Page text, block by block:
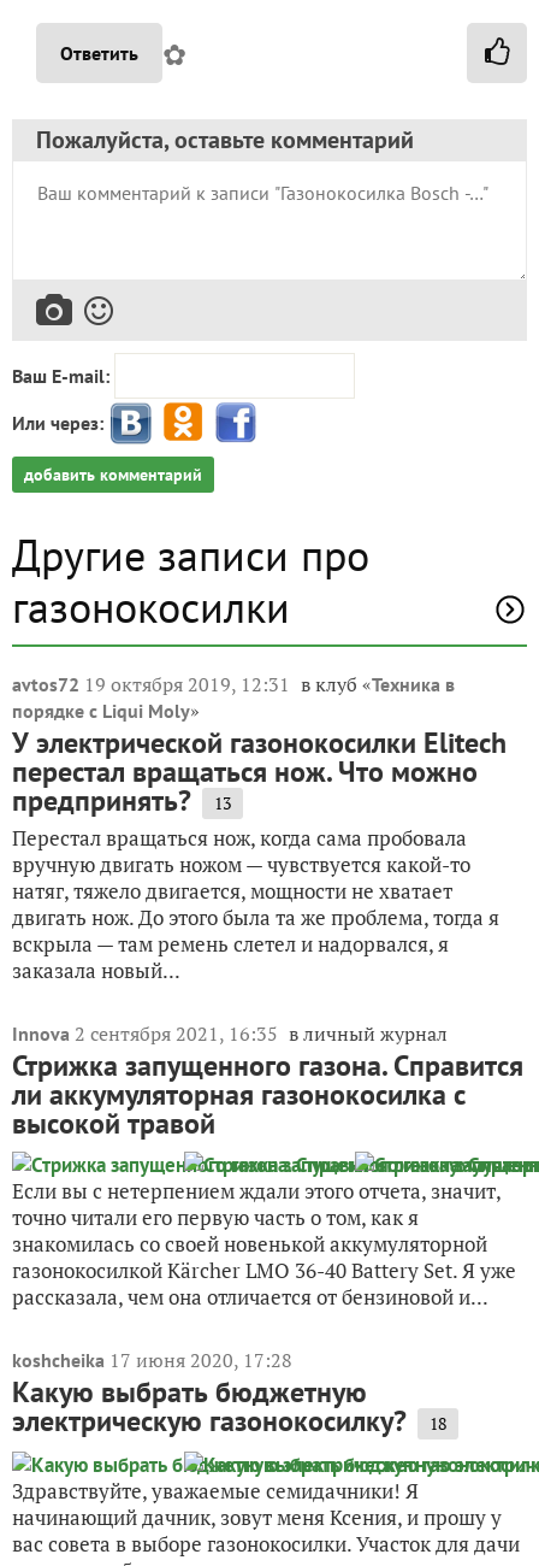
Ответить ✿
Пожалуйста, оставьте комментарий
Ваш E-mail:
Или через:
добавить комментарий
Другие записи про
газонокосилки
avtos72 19 октября 2019, 12:31 в клуб «Техника в
порядке с Liqui Moly»
У электрической газонокосилки Elitech
перестал вращаться нож. Что можно
предпринять? 13
Перестал вращаться нож, когда сама пробовала
вручную двигать ножом — чувствуется какой-то
натяг, тяжело двигается, мощности не хватает
двигать нож. До этого была та же проблема, тогда я
вскрыла — там ремень слетел и надорвался, я
заказала новый...
Innova 2 сентября 2021, 16:35 в личный журнал
Стрижка запущенного газона. Справится
ли аккумуляторная газонокосилка с
высокой травой
Если вы с нетерпением ждали этого отчета, значит,
точно читали его первую часть о том, как я
знакомилась со своей новенькой аккумуляторной
газонокосилкой Kärcher LMO 36-40 Battery Set. Я уже
рассказала, чем она отличается от бензиновой и...
koshcheika 17 июня 2020, 17:28
Какую выбрать бюджетную
электрическую газонокосилку? 18
Здравствуйте, уважаемые семидачники! Я
начинающий дачник, зовут меня Ксения, и прошу у
вас совета в выборе газонокосилки. Участок для дачи